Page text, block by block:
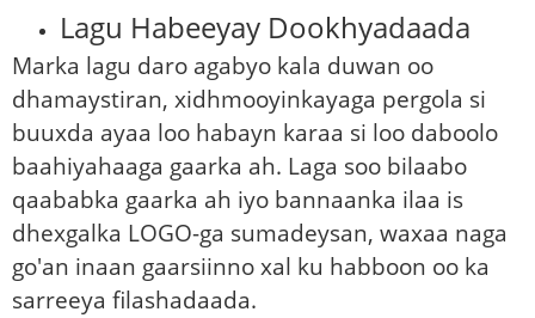
Lagu Habeeyay Dookhyadaada
Marka lagu daro agabyo kala duwan oo
dhamaystiran, xidhmooyinkayaga pergola si
buuxda ayaa loo habayn karaa si loo daboolo
baahiyahaaga gaarka ah. Laga soo bilaabo
qaababka gaarka ah iyo bannaanka ilaa is
dhexgalka LOGO-ga sumadeysan, waxaa naga
go'an inaan gaarsiinno xal ku habboon oo ka
sarreeya filashadaada.